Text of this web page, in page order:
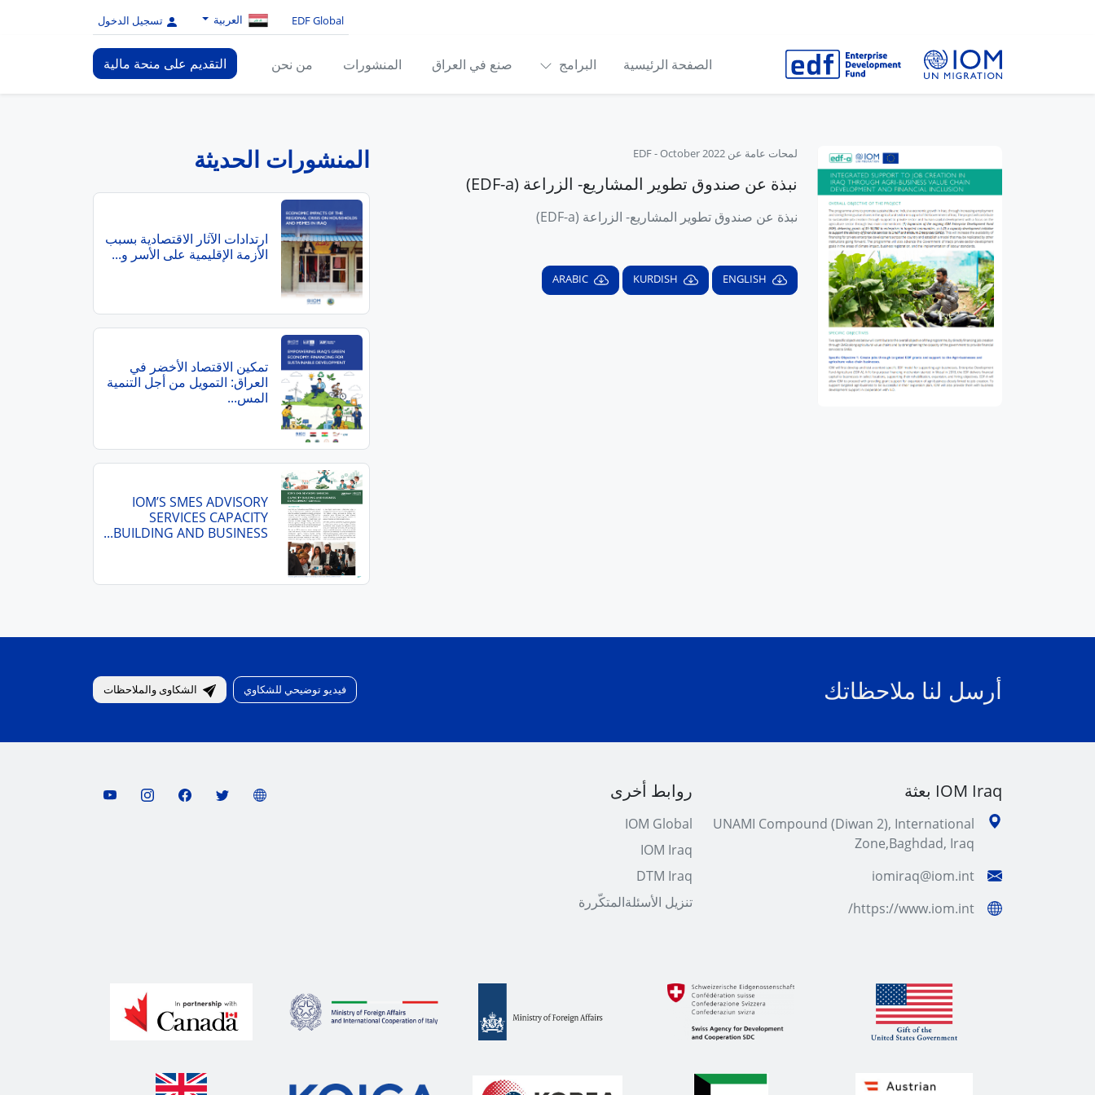
EDF Global العربية تسجيل الدخول
الصفحة الرئيسية البرامج صنع في العراق المنشورات من نحن التقديم على منحة مالية
لمحات عامة عن EDF -October 2022
نبذة عن صندوق تطوير المشاريع- الزراعة (EDF-a)
نبذة عن صندوق تطوير المشاريع- الزراعة (EDF-a)
ENGLISH
KURDISH
ARABIC
المنشورات الحديثة
ارتدادات الآثار الاقتصادية بسبب
الأزمة الإقليمية على الأسر و...
تمكين الاقتصاد الأخضر في
العراق: التمويل من أجل التنمية
المس...
IOM’S SMES ADVISORY
SERVICES CAPACITY
BUILDING AND BUSINESS...
أرسل لنا ملاحظاتك فيديو توضيحي للشكاوي الشكاوى والملاحظات
IOM Iraq بعثة
UNAMI Compound (Diwan 2), International
Zone,Baghdad, Iraq
iomiraq@iom.int
https://www.iom.int/
روابط أخرى
IOM Global
IOM Iraq
DTM Iraq
تنزیل الأسئلةالمتكّررة